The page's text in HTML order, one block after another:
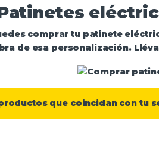
comprar tu patinete
de esa personalización.
que coincidan con tu